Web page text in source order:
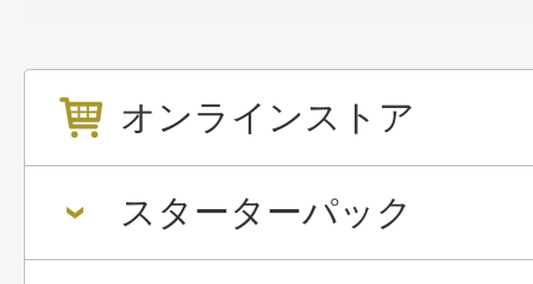
オンラインストア
スターターパック